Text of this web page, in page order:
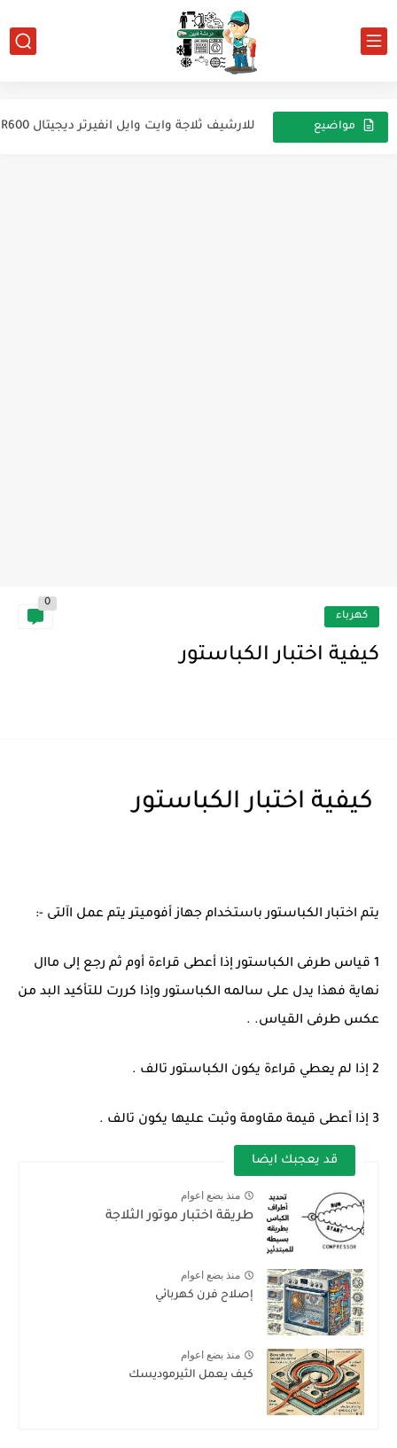
مواضيع
معلومة عن ثرموديسك توشيبا وثرموديسك كريازى
للارشيف ثلاجة وايت وايل انفيرتر ديجيتال R600
كهرباء
0
كيفية اختبار الكباستور
كيفية اختبار الكباستور
يتم اختبار الكباستور باستخدام جهاز أفوميتر يتم عمل اآلتى -:
1 قياس طرفى الكباستور إذا أعطى قراءة أوم ثم رجع إلى ماال
نهاية فهذا يدل على سالمه الكباستور وإذا كررت للتأكيد البد من
عكس طرفى القياس. .
2 إذا لم يعطي قراءة يكون الكباستور تالف .
3 إذا أعطى قيمة مقاومة وثبت عليها يكون تالف .
قد يعجبك ايضا
منذ بضع اعوام
طريقة اختبار موتور الثلاجة
منذ بضع اعوام
إصلاح فرن كهربائي
منذ بضع اعوام
كيف يعمل الثيرموديسك